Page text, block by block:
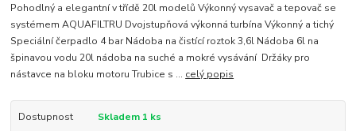
Pohodlný a elegantní v třídě 20l modelů Výkonný vysavač a tepovač se
systémem AQUAFILTRU Dvojstupňová výkonná turbína Výkonný a tichý
Speciální čerpadlo 4 bar Nádoba na čistící roztok 3,6l Nádoba 6l na
špinavou vodu 20l nádoba na suché a mokré vysávání Držáky pro
nástavce na bloku motoru Trubice s ... celý popis
Dostupnost
Skladem 1 ks